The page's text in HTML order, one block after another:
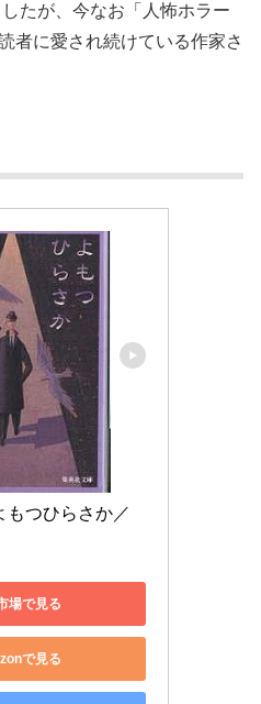
たが、今なお「人怖ホラー
者に愛され続けている作家さ
もつひらさか／
場で見る
で見る